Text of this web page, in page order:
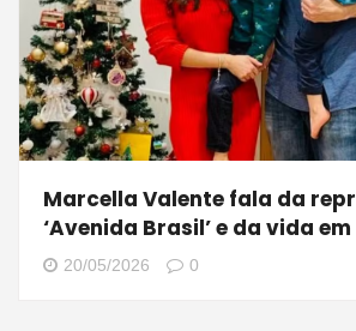
Marcella Valente fala da
‘Avenida Brasil’ e da vida
20/05/2026 0